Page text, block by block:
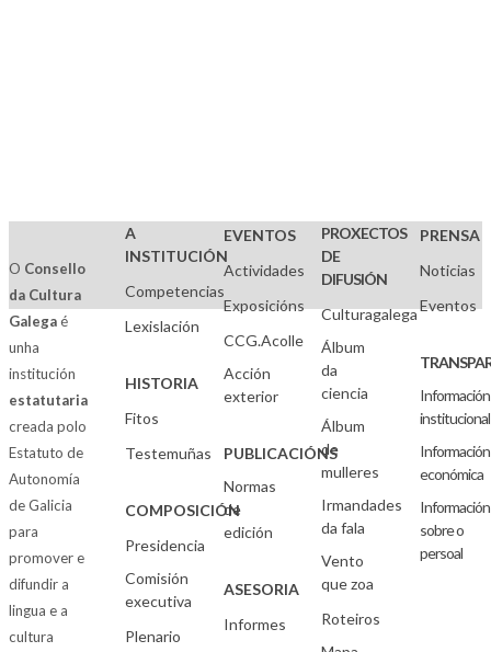
O Consello
da Cultura
Galegaé
unha
institución
estatutaria
creada polo
Estatuto de
Autonomía
de Galicia
para
promover e
difundir a
lingua e a
cultura
A
INSTITUCIÓN
Competencias
Lexislación
HISTORIA
Fitos
Testemuñas
COMPOSICIÓN
Presidencia
Comisión
executiva
Plenario
EVENTOS
Actividades
Exposicións
CCG.Acolle
Acción
exterior
PUBLICACIÓNS
Normas
de
edición
ASESORIA
Informes
PROXECTOS
DE
DIFUSIÓN
Culturagalega
Álbum
da
ciencia
Álbum
de
mulleres
Irmandades
da fala
Vento
que zoa
Roteiros
PRENSA
Noticias
Eventos
Información
institucional
Información
económica
Información
sobre o
persoal